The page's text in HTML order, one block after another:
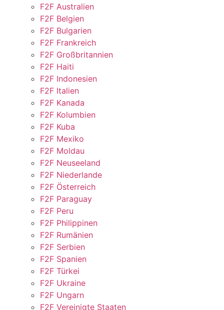
F2F Australien
F2F Belgien
F2F Bulgarien
F2F Frankreich
F2F Großbritannien
F2F Haiti
F2F Indonesien
F2F Italien
F2F Kanada
F2F Kolumbien
F2F Kuba
F2F Mexiko
F2F Moldau
F2F Neuseeland
F2F Niederlande
F2F Österreich
F2F Paraguay
F2F Peru
F2F Philippinen
F2F Rumänien
F2F Serbien
F2F Spanien
F2F Türkei
F2F Ukraine
F2F Ungarn
F2F Vereinigte Staaten